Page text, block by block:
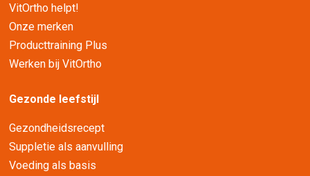
VitOrtho helpt!
Onze merken
Producttraining Plus
Werken bij VitOrtho
Gezonde leefstijl
Gezondheidsrecept
Suppletie als aanvulling
Voeding als basis